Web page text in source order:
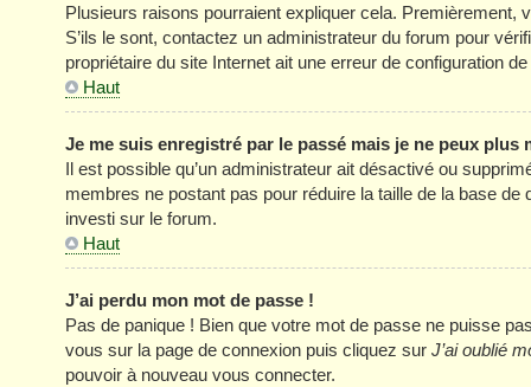
Plusieurs raisons pourraient expliquer cela. Premièrement,
S’ils le sont, contactez un administrateur du forum pour
propriétaire du site Internet ait une erreur de configuration
Haut
Je me suis enregistré par le passé mais je ne peux plus
Il est possible qu’un administrateur ait désactivé ou
membres ne postant pas pour réduire la taille de la base
investi sur le forum.
Haut
J’ai perdu mon mot de passe !
Pas de panique ! Bien que votre mot de passe ne puisse
vous sur la page de connexion puis cliquez sur J’ai oublié
pouvoir à nouveau vous connecter.